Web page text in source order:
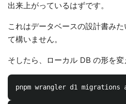
出来上がっているはずです。
これはデータベースの設計書み
て構いません。
そしたら、ローカル DB の形を変